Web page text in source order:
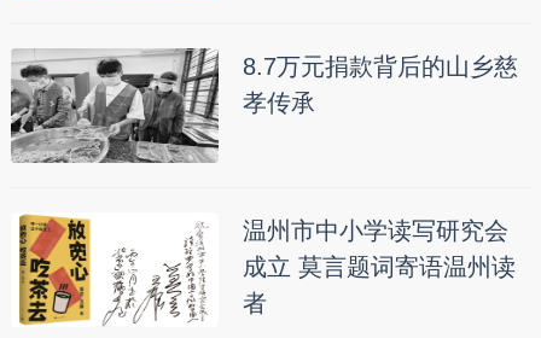
8.7万元捐款背后的山乡慈
孝传承
温州市中小学读写研究会
成立 莫言题词寄语温州读
者